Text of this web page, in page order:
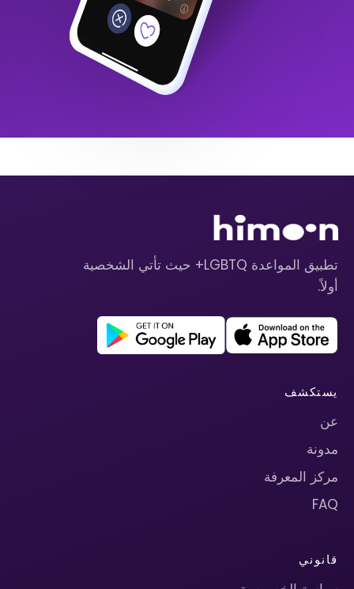
تطبيق المواعدة LGBTQ+ حيث تأتي الشخصية
أولاً.
يستكشف
عن
مدونة
مركز المعرفة
FAQ
قانوني